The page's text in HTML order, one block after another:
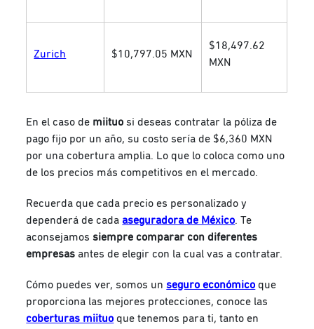
Zurich $10,797.05 MXN
$18,497.62
MXN
En el caso de miituo si deseas contratar la póliza de
pago fijo por un año, su costo sería de $6,360 MXN
por una cobertura amplia. Lo que lo coloca como uno
de los precios más competitivos en el mercado.
Recuerda que cada precio es personalizado y
dependerá de cada aseguradora de México. Te
aconsejamos siempre comparar con diferentes
empresas antes de elegir con la cual vas a contratar.
Cómo puedes ver, somos un seguro económico que
proporciona las mejores protecciones, conoce las
coberturas miituo que tenemos para ti, tanto en